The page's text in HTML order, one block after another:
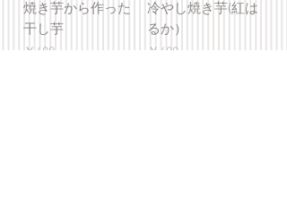
焼き芋から作った
干し芋
価格
￥600
冷やし焼き芋(紅は
るか）
価格
￥400